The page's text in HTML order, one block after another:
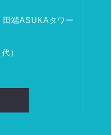
端ASUKAタワー
）